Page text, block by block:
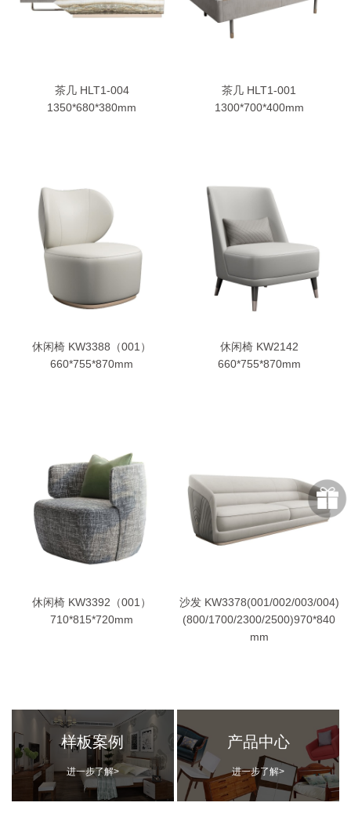
茶几 HLT1-004
1350*680*380mm
茶几 HLT1-001
1300*700*400mm
休闲椅 KW3388（001）
660*755*870mm
休闲椅 KW2142
660*755*870mm
休闲椅 KW3392（001）
710*815*720mm
沙发 KW3378(001/002/003/004)
(800/1700/2300/2500)970*840
mm
样板案例
进一步了解>
产品中心
进一步了解>